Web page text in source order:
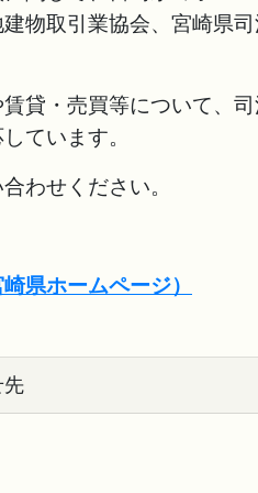
物取引業協会、宮崎県
貸・売買等について、司
ています。
わせください。
県ホームページ）
先